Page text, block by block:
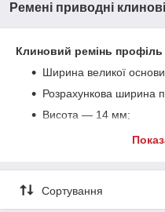
Ремені приводні
Клиновий ремінь профіль
Ширина великої
Розрахункова ширина
Висота — 14 мм;
Угол клина – 40
Сортування